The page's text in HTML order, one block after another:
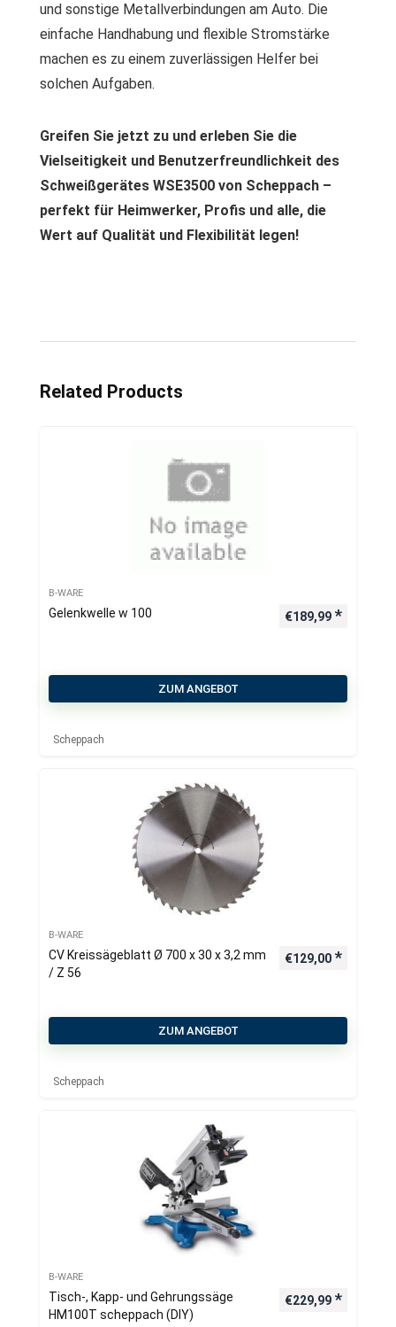
und sonstige Metallverbindungen am Auto. Die
einfache Handhabung und flexible Stromstärke
machen es zu einem zuverlässigen Helfer bei
solchen Aufgaben.
Greifen Sie jetzt zu und erleben Sie die
Vielseitigkeit und Benutzerfreundlichkeit des
Schweißgerätes WSE3500 von Scheppach –
perfekt für Heimwerker, Profis und alle, die
Wert auf Qualität und Flexibilität legen!
Related Products
B-WARE
Gelenkwelle w 100 €189,99
ZUM ANGEBOT
Scheppach
B-WARE
CV Kreissägeblatt Ø 700 x 30 x 3,2 mm
/ Z 56
€129,00
ZUM ANGEBOT
Scheppach
B-WARE
Tisch-, Kapp- und Gehrungssäge
HM100T scheppach (DIY)
€229,99